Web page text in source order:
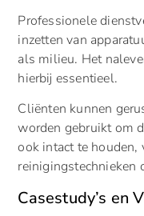
Professionele
inzetten van
als milieu. Het
hierbij essentieel.
Cliënten kunnen
worden gebruikt om
ook intact te houden,
reinigingstechnieken
Casestudy’s en